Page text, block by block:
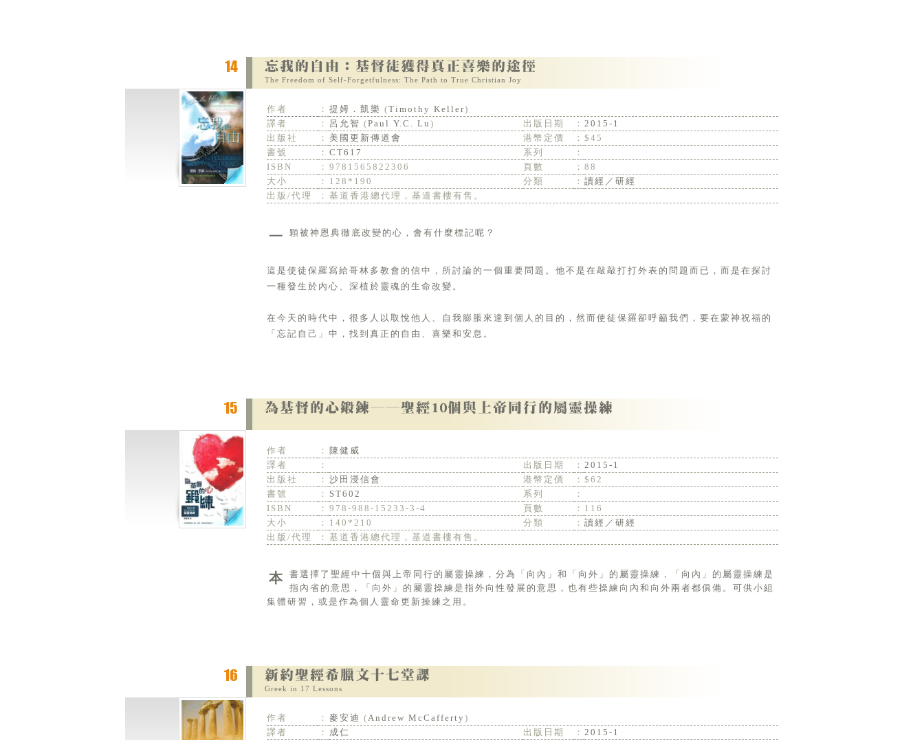
The Freedom of Self-Forgetfulness: The Path to True Christian Joy
作者 ： 提姆．凱樂 (Timothy Keller)
譯者
： 呂允智 (Paul Y.C. Lu ) 出版日期 ： 2015-1
出版社
： 美國更新傳道會 港幣定價 ： $45
書號
： CT617 系列
：
ISBN
： 9781565822306 頁數 ： 88
大小
： 128*190 分類 ： 讀經／研經
出版/代理
： 基道香港總代理，基道書樓有售。
一顆被神恩典徹底改變的心，會有什麼標記呢？
這是使徒保羅寫給哥林多教會的信中，所討論的一個重要問題。他不是在敲敲打打外表的問題而已，而是在探討
一種發生於內心、深植於靈魂的生命改變。
在今天的時代中，很多人以取悅他人、自我膨脹來達到個人的目的，然而使徒保羅卻呼籲我們，要在蒙神祝福的
「忘記自己」中，找到真正的自由、喜樂和安息。
作者 ： 陳健威
譯者
： 出版日期 ： 2015-1
出版社
： 沙田浸信會 港幣定價 ： $62
書號
： ST602 系列
：
ISBN
： 978-988-15233-3-4 頁數 ： 116
大小
： 140*210 分類 ： 讀經／研經
出版/代理
： 基道香港總代理，基道書樓有售。
本書選擇了聖經中十個與上帝同行的屬靈操練，分為「向內」和「向外」的屬靈操練，「向內」的屬靈操練是
指內省的意思，「向外」的屬靈操練是指外向性發展的意思，也有些操練向內和向外兩者都俱備。可供小組
集體研習，或是作為個人靈命更新操練之用。
Greek in 17 Lessons
作者 ： 麥安迪 (Andrew McCafferty)
譯者
： 成仁 出版日期 ： 2015-1